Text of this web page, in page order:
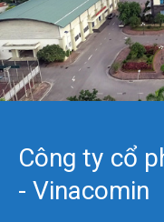
Công ty cổ
- Vinacomin